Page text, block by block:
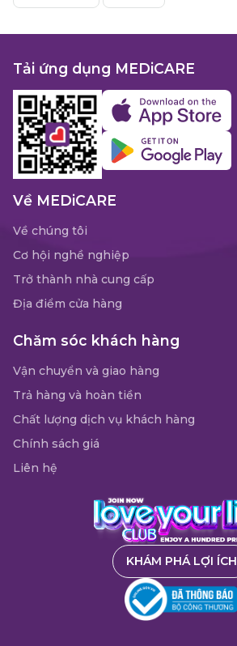
Tải ứng dụng MEDiCARE
Về MEDiCARE
Về chúng tôi
Cơ hội nghề nghiệp
Trở thành nhà cung cấp
Địa điểm cửa hàng
Chăm sóc khách hàng
Vận chuyển và giao hàng
Trả hàng và hoàn tiền
Chất lượng dịch vụ khách hàng
Chính sách giá
Liên hệ
KHÁM PHÁ LỢI ÍCH